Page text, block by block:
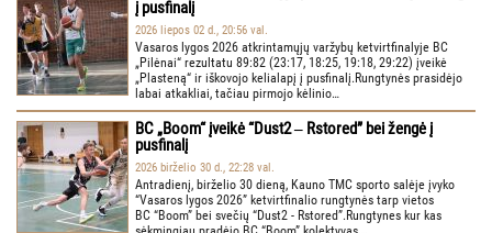
į pusfinalį
2026 liepos 02 d., 20:56 val.
Vasaros lygos 2026 atkrintamųjų varžybų ketvirtfinalyje BC
„Pilėnai“ rezultatu 89:82 (23:17, 18:25, 19:18, 29:22) įveikė
„Plasteną“ ir iškovojo kelialapį į pusfinalį.Rungtynės prasidėjo
labai atkakliai, tačiau pirmojo kėlinio…
BC „Boom“ įveikė “Dust2 ‒ Rstored” bei žengė į
pusfinalį
2026 birželio 30 d., 22:28 val.
Antradienį, birželio 30 dieną, Kauno TMC sporto salėje įvyko
“Vasaros lygos 2026” ketvirtfinalio rungtynės tarp vietos
BC “Boom” bei svečių “Dust2 - Rstored”.Rungtynes kur kas